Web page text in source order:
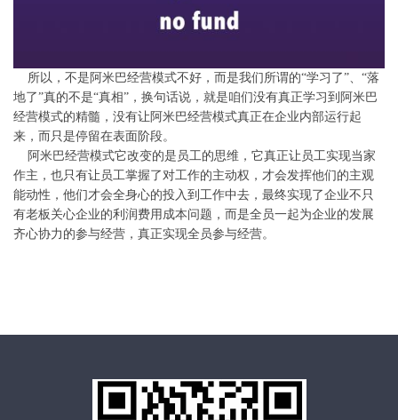
所以，不是阿米巴经营模式不好，而是我们所谓的“学习了”、“落
地了”真的不是“真相”，换句话说，就是咱们没有真正学习到阿米巴
经营模式的精髓，没有让阿米巴经营模式真正在企业内部运行起
来，而只是停留在表面阶段。
阿米巴经营模式它改变的是员工的思维，它真正让员工实现当家
作主，也只有让员工掌握了对工作的主动权，才会发挥他们的主观
能动性，他们才会全身心的投入到工作中去，最终实现了企业不只
有老板关心企业的利润费用成本问题，而是全员一起为企业的发展
齐心协力的参与经营，真正实现全员参与经营。